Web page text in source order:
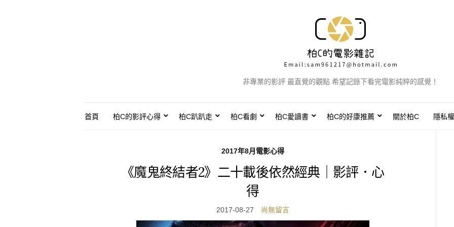
非專業的影評 最直覺的觀點 希望記錄下看完電影純粹的感覺！
首頁 柏C的影評心得 柏C趴趴走 柏C看劇 柏C愛讀書 柏C的好康推薦 關於柏C 隱私
2017年8月電影心得
《魔鬼終結者2》二十載後依然經典｜影評．心
得
2017-08-27 尚無留言